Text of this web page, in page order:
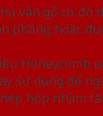
vân gỗ có độ
phẳng hoặc
Honeycomb
sử dụng để
hộp nhằm